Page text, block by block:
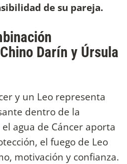
de su pareja.
Darín y Úrsula
y un Leo representa
dentro de la
agua de Cáncer aporta
el fuego de Leo
motivación y confianza.